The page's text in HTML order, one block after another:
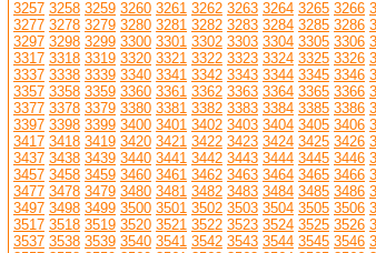
3257 3258 3259 3260 3261 3262 3263 3264 3265 3266
3277 3278 3279 3280 3281 3282 3283 3284 3285 3286
3297 3298 3299 3300 3301 3302 3303 3304 3305 3306
3317 3318 3319 3320 3321 3322 3323 3324 3325 3326
3337 3338 3339 3340 3341 3342 3343 3344 3345 3346
3357 3358 3359 3360 3361 3362 3363 3364 3365 3366
3377 3378 3379 3380 3381 3382 3383 3384 3385 3386
3397 3398 3399 3400 3401 3402 3403 3404 3405 3406
3417 3418 3419 3420 3421 3422 3423 3424 3425 3426
3437 3438 3439 3440 3441 3442 3443 3444 3445 3446
3457 3458 3459 3460 3461 3462 3463 3464 3465 3466
3477 3478 3479 3480 3481 3482 3483 3484 3485 3486
3497 3498 3499 3500 3501 3502 3503 3504 3505 3506
3517 3518 3519 3520 3521 3522 3523 3524 3525 3526
3537 3538 3539 3540 3541 3542 3543 3544 3545 3546